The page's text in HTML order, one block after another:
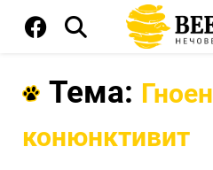
Тема: Гноен
конюнктивит